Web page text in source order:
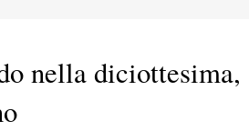
nella diciottesima,